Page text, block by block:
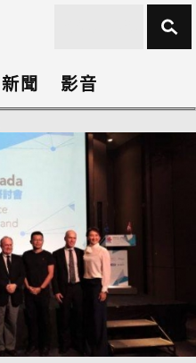
新聞 影音